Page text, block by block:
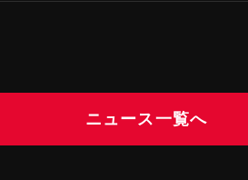
ニュース一覧へ